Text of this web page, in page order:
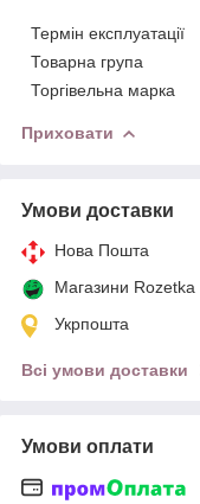
Термін експлуатації
Товарна група
Торгівельна марка
Приховати
Умови доставки
Нова Пошта
Магазини Rozetka
Укрпошта
Всі умови доставки
Умови оплати